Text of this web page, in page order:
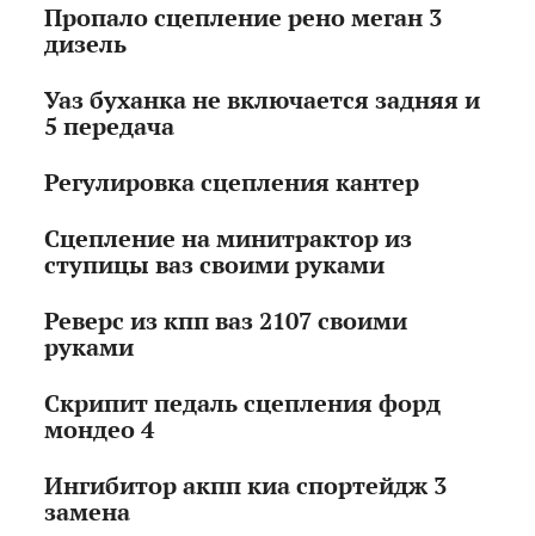
Пропало сцепление рено меган 3
дизель
Уаз буханка не включается задняя и
5 передача
Регулировка сцепления кантер
Сцепление на минитрактор из
ступицы ваз своими руками
Реверс из кпп ваз 2107 своими
руками
Скрипит педаль сцепления форд
мондео 4
Ингибитор акпп киа спортейдж 3
замена